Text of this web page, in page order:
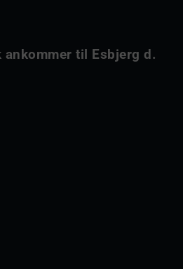
til Esbjerg d.